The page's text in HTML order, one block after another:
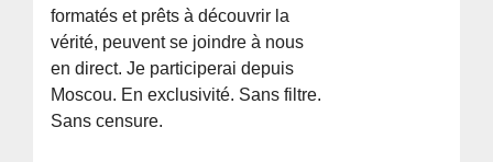
formatés et prêts à découvrir la
vérité, peuvent se joindre à nous
en direct. Je participerai depuis
Moscou. En exclusivité. Sans filtre.
Sans censure.